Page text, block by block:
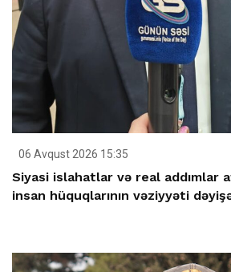
06 Avqust 2026 15:35
Siyasi islahatlar və real addımlar
insan hüquqlarının vəziyyəti